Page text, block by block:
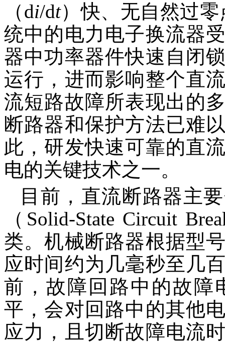
（di/dt）快、无自然过零
统中的电力电子换流器
器中功率器件快速自闭
运行，进而影响整个直
流短路故障所表现出的
断路器和保护方法已难
此，研发快速可靠的直
电的关键技术之一。
目前，直流断路器主
（Solid-State Circuit
类。机械断路器根据型
应时间约为几毫秒至几
前，故障回路中的故障
平，会对回路中的其他
应力，且切断故障电流